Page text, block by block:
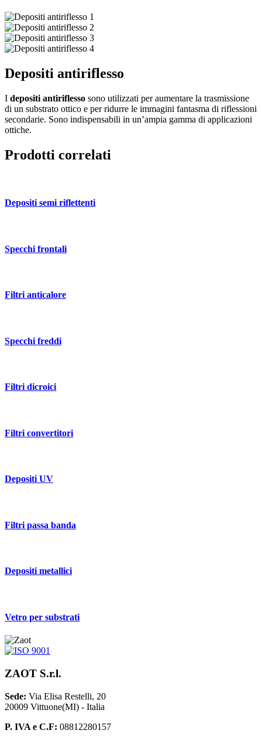
Depositi antiriflesso
I depositi antiriflesso sono utilizzati per aumentare la trasmissione
di un substrato ottico e per ridurre le immagini fantasma di riflessioni
secondarie. Sono indispensabili in un’ampia gamma di applicazioni
ottiche.
Prodotti correlati
Depositi semi riflettenti
Specchi frontali
Filtri anticalore
Specchi freddi
Filtri dicroici
Filtri convertitori
Depositi UV
Filtri passa banda
Depositi metallici
Vetro per substrati
ZAOT S.r.l.
Sede: Via Elisa Restelli, 20
20009 Vittuone(MI) - Italia
P. IVA e C.F: 08812280157